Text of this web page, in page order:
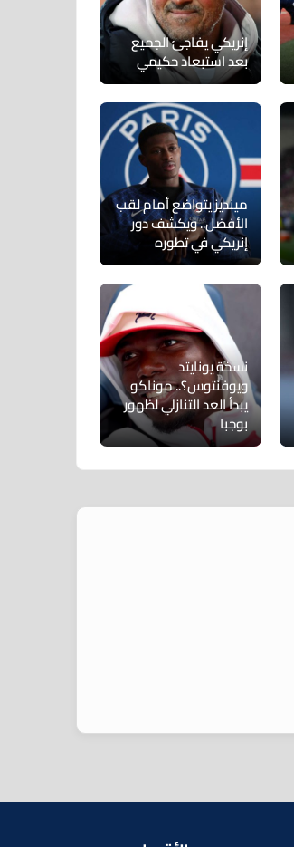
إنريكي يفاجئ الجميع
بعد استبعاد حكيمي
مينديز يتواضع أمام لقب
الأفضل.. ويكشف دور
إنريكي في تطوره
نسخة يونايتد
ويوفنتوس؟.. موناكو
يبدأ العد التنازلي لظهور
بوجبا